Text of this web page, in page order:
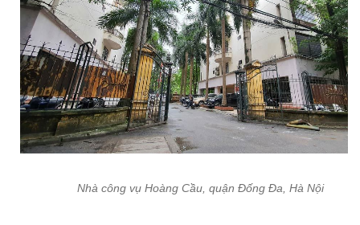
Nhà công vụ Hoàng Cầu, quận Đống Đa, Hà Nội